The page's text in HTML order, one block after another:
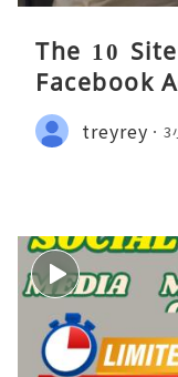
The 10
Facebook
treyrey 3